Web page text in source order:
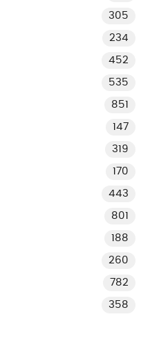
305
234
452
535
851
147
319
170
443
801
188
260
782
358